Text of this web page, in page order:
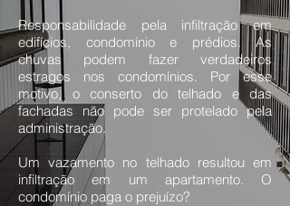
Responsabilidade pela infiltração em
edifícios, condomínio e prédios. As
chuvas podem fazer verdadeiros
estragos nos condomínios. Por esse
motivo, o conserto do telhado e das
fachadas não pode ser protelado pela
administração.
Um vazamento no telhado resultou em
infiltração em um apartamento. O
condomínio paga o prejuízo?